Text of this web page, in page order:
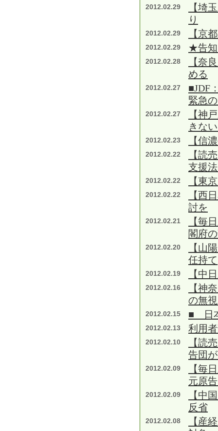
2012.02.29
【埼
り
2012.02.29 【京
2012.02.29 ★告
2012.02.28
【奈
める
2012.02.27
■JDF
緊急
2012.02.27
【神
きな
2012.02.23 【信
2012.02.22
【読
支援
2012.02.22 【東
2012.02.22
【西
討を
2012.02.21
【毎
閣府
2012.02.20
【山
任持て
2012.02.19 【中
2012.02.16
【神
の無
2012.02.15 ■ 日
2012.02.13 利用
2012.02.10
【読
告団
2012.02.09
【毎
元原
2012.02.09
【中
反省
2012.02.08
【産